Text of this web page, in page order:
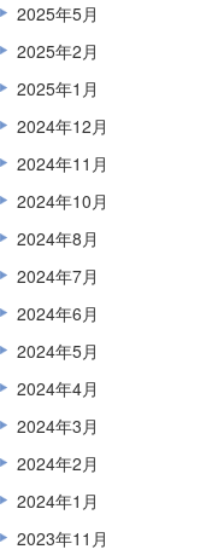
2025年5月
2025年2月
2025年1月
2024年12月
2024年11月
2024年10月
2024年8月
2024年7月
2024年6月
2024年5月
2024年4月
2024年3月
2024年2月
2024年1月
2023年11月